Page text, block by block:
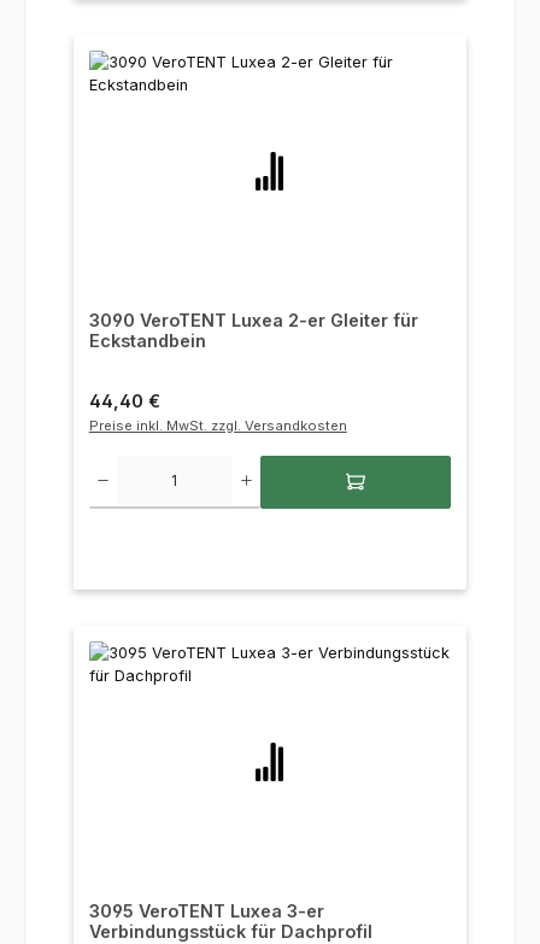
3090 VeroTENT Luxea 2-er Gleiter für
Eckstandbein
Regulärer Preis:
44,40 €
Preise inkl. MwSt. zzgl. Versandkosten
3095 VeroTENT Luxea 3-er
Verbindungsstück für Dachprofil